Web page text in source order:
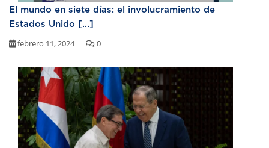
El mundo en siete días: el involucramiento de
Estados Unido [...]
febrero 11, 2024 0